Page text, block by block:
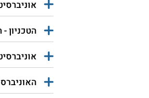
הטכניון